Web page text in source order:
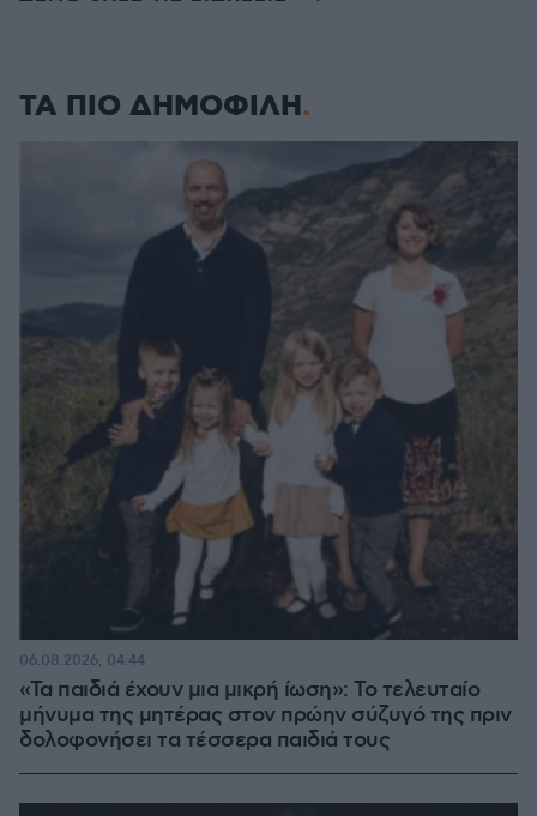
ΤΑ ΠΙΟ ΔΗΜΟΦΙΛΗ
«Τα παιδιά έχουν μια μικρή ίωση»: Το τελευταίο
μήνυμα της μητέρας στον πρώην σύζυγό της πριν
δολοφονήσει τα τέσσερα παιδιά τους
06.08.2026, 04:44